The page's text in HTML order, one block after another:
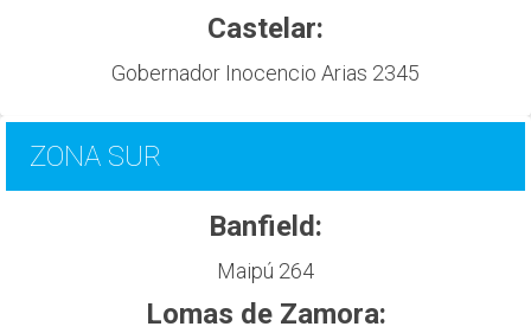
Castelar:
Gobernador Inocencio Arias 2345
ZONA SUR
Banfield:
Maipú 264
Lomas de Zamora: